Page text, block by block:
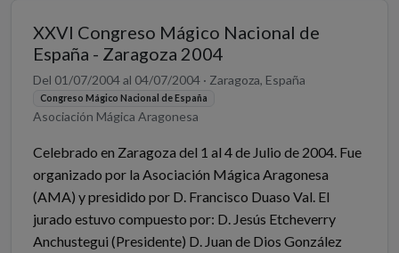
XXVI Congreso Mágico Nacional de
España - Zaragoza 2004
Del 01/07/2004 al 04/07/2004 · Zaragoza, España
Congreso Mágico Nacional de España
Asociación Mágica Aragonesa
Celebrado en Zaragoza del 1 al 4 de Julio de 2004. Fue
organizado por la Asociación Mágica Aragonesa
(AMA) y presidido por D. Francisco Duaso Val. El
jurado estuvo compuesto por: D. Jesús Etcheverry
Anchustegui (Presidente) D. Juan de Dios González